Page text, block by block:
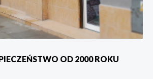
OD 2000 ROKU